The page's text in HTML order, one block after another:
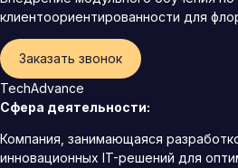
клиентоориентированности для
Заказать звонок
TechAdvance
Сфера деятельности:
Компания, занимающаяся
инновационных IT-решений для